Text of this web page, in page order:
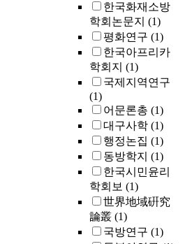
한국화재소방
학회논문지 (1)
평화연구 (1)
한국아프리카
학회지 (1)
국제지역연구
(1)
어문론총 (1)
대구사학 (1)
행정논집 (1)
동방학지 (1)
한국시민윤리
학회보 (1)
世界地域硏究
論叢 (1)
국방연구 (1)